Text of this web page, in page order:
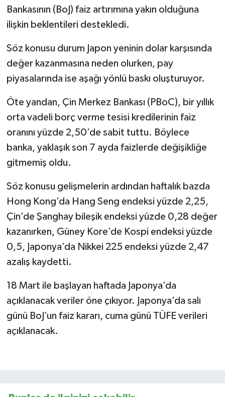
Bankasının (BoJ) faiz artırımına yakın olduğuna
ilişkin beklentileri destekledi.
Söz konusu durum Japon yeninin dolar karşısında
değer kazanmasına neden olurken, pay
piyasalarında ise aşağı yönlü baskı oluşturuyor.
Öte yandan, Çin Merkez Bankası (PBoC), bir yıllık
orta vadeli borç verme tesisi kredilerinin faiz
oranını yüzde 2,50’de sabit tuttu. Böylece
banka, yaklaşık son 7 ayda faizlerde değişikliğe
gitmemiş oldu.
Söz konusu gelişmelerin ardından haftalık bazda
Hong Kong’da Hang Seng endeksi yüzde 2,25,
Çin’de Şanghay bileşik endeksi yüzde 0,28 değer
kazanırken, Güney Kore’de Kospi endeksi yüzde
0,5, Japonya’da Nikkei 225 endeksi yüzde 2,47
azalış kaydetti.
18 Mart ile başlayan haftada Japonya’da
açıklanacak veriler öne çıkıyor. Japonya’da salı
günü BoJ’un faiz kararı, cuma günü TÜFE verileri
açıklanacak.